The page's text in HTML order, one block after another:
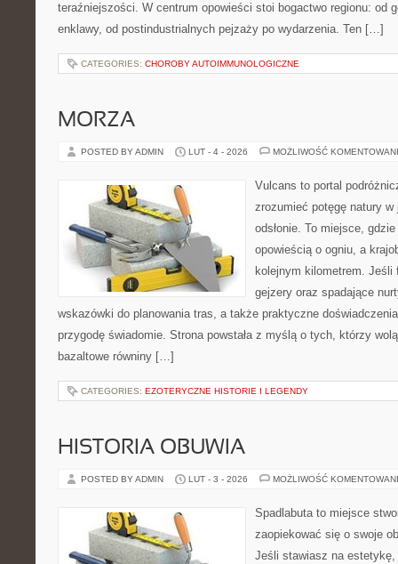
teraźniejszości. W centrum opowieści stoi bogactwo regionu: od
enklawy, od postindustrialnych pejzaży po wydarzenia. Ten […]
CATEGORIES: CHOROBY AUTOIMMUNOLOGICZNE
MORZA
POSTED BY ADMIN LUT - 4 - 2026 MOŻLIWOŚĆ
Vulcans to portal
zrozumieć potęgę natury w
odsłonie. To miejsce,
opowieścią o ogniu, a
kolejnym kilometrem. Jeśli
gejzery oraz spadające
wskazówki do planowania tras, a także praktyczne
przygodę świadomie. Strona powstała z myślą o tych, którzy
bazaltowe równiny […]
CATEGORIES: EZOTERYCZNE HISTORIE I LEGENDY
HISTORIA OBUWIA
POSTED BY ADMIN LUT - 3 - 2026 MOŻLIWOŚĆ
Spadlabuta to miejsce
zaopiekować się o swoje
Jeśli stawiasz na estetykę,